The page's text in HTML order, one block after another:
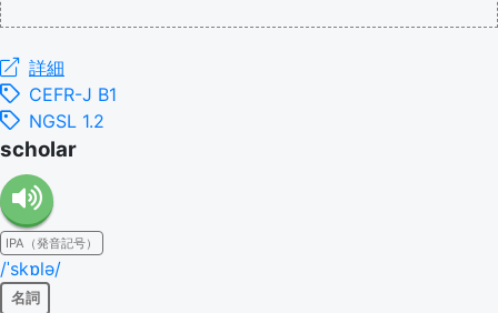
詳細
CEFR-J B1
NGSL 1.2
scholar
IPA（発音記号）
/ˈskɒlə/
名詞